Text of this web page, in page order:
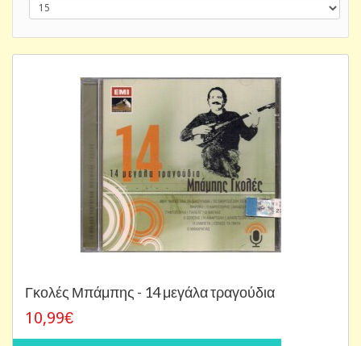
Γκολές Μπάμπης - 14 μεγάλα τραγούδια
10,99€